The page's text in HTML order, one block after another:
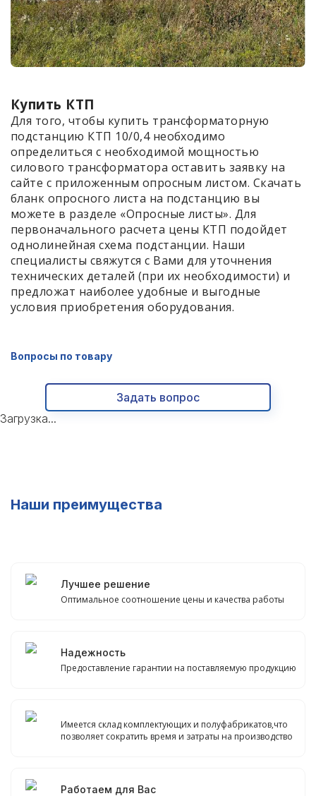
Купить КТП
Для того, чтобы купить трансформаторную
подстанцию КТП 10/0,4 необходимо
определиться с необходимой мощностью
силового трансформатора оставить заявку на
сайте с приложенным опросным листом. Скачать
бланк опросного листа на подстанцию вы
можете в разделе «Опросные листы». Для
первоначального расчета цены КТП подойдет
однолинейная схема подстанции. Наши
специалисты свяжутся с Вами для уточнения
технических деталей (при их необходимости) и
предложат наиболее удобные и выгодные
условия приобретения оборудования.
Вопросы по товару
Задать вопрос
Загрузка...
Наши преимущества
Лучшее решение
Оптимальное соотношение цены и качества работы
Надежность
Предоставление гарантии на поставляемую продукцию
Имеется склад комплектующих и полуфабрикатов,что
позволяет сократить время и затраты на производство
Работаем для Вас